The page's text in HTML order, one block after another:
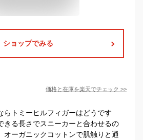
ショップでみる
価格と在庫を楽天でチェック >>
らトミーヒルフィガーはどうです
きる長さでスニーカーと合わせるの
オーガニックコットンで肌触りと通